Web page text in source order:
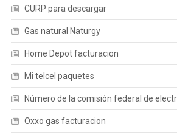
CURP para descargar
Gas natural Naturgy
Home Depot facturacion
Mi telcel paquetes
Número de la comisión federal de
Oxxo gas facturacion